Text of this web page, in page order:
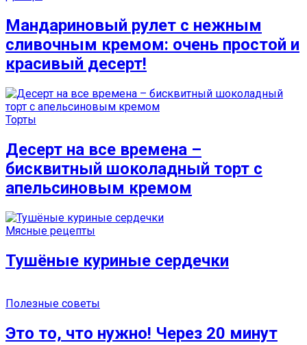
Мандариновый рулет с нежным
сливочным кремом: очень простой и
красивый десерт!
Торты
Десерт на все времена –
бисквитный шоколадный торт с
апельсиновым кремом
Мясные рецепты
Тушёные куриные сердечки
Полезные советы
Это то, что нужно! Через 20 минут